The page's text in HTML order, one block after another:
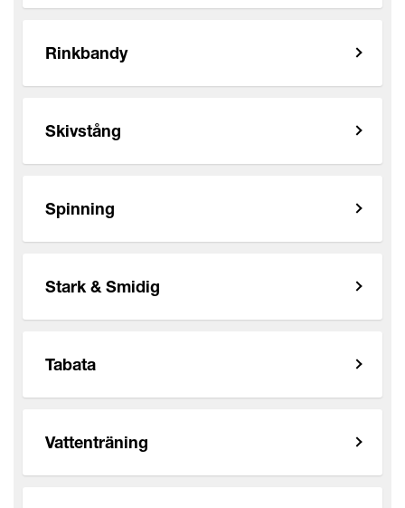
Rinkbandy
Skivstång
Spinning
Stark & Smidig
Tabata
Vattenträning